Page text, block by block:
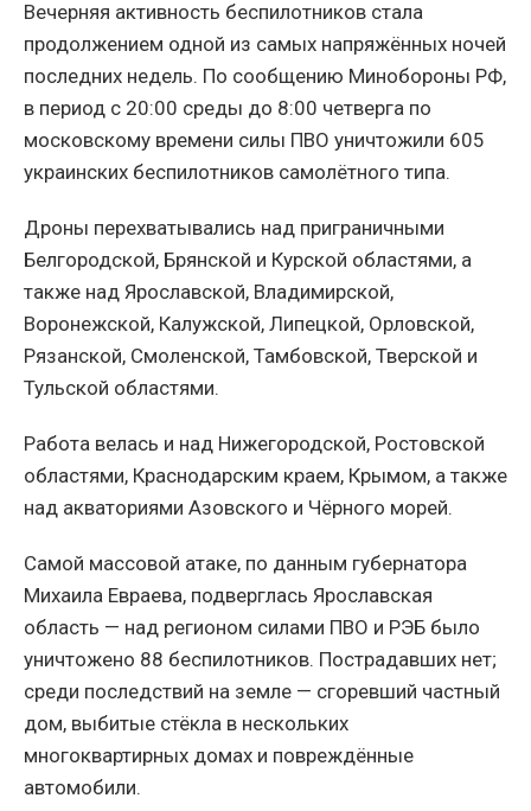
Вечерняя активность беспилотников стала
продолжением одной из самых напряжённых ночей
последних недель. По сообщению Минобороны РФ,
в период с 20:00 среды до 8:00 четверга по
московскому времени силы ПВО уничтожили 605
украинских беспилотников самолётного типа.
Дроны перехватывались над приграничными
Белгородской, Брянской и Курской областями, а
также над Ярославской, Владимирской,
Воронежской, Калужской, Липецкой, Орловской,
Рязанской, Смоленской, Тамбовской, Тверской и
Тульской областями.
Работа велась и над Нижегородской, Ростовской
областями, Краснодарским краем, Крымом, а также
над акваториями Азовского и Чёрного морей.
Самой массовой атаке, по данным губернатора
Михаила Евраева, подверглась Ярославская
область — над регионом силами ПВО и РЭБ было
уничтожено 88 беспилотников. Пострадавших нет;
среди последствий на земле — сгоревший частный
дом, выбитые стёкла в нескольких
многоквартирных домах и повреждённые
автомобили.